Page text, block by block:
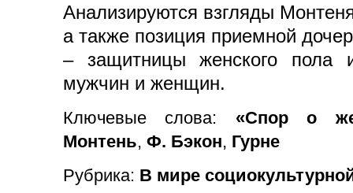
Анализируются взгляды
а также позиция приемной
– защитницы женского пола
мужчин и женщин.
Ключевые слова: «Спор о
Монтень, Ф. Бэкон, Гурне
Рубрика: В мире